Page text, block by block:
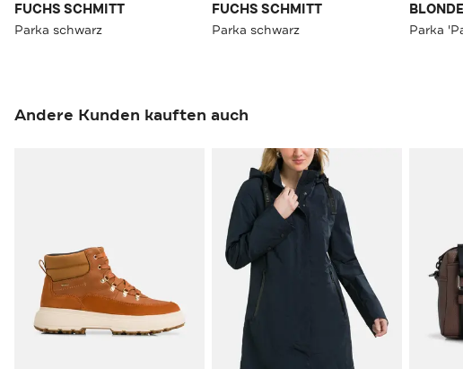
FUCHS SCHMITT
Parka schwarz
FUCHS SCHMITT
Parka schwarz Parka
Andere Kunden kauften auch